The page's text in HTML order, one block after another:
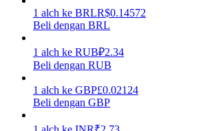
Dapatkan imbalan kompetitif setiap hari
1 alch ke BRLR$0.14572
Beli dengan BRL
1 alch ke RUB₽2.34
Beli dengan RUB
1 alch ke GBP£0.02124
Beli dengan GBP